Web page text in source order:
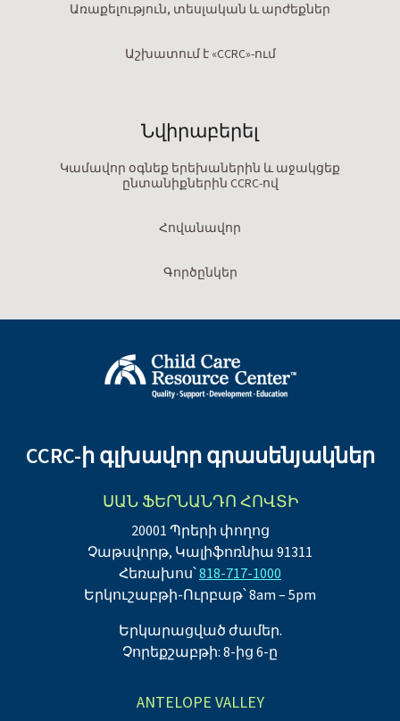
Առաքելություն, տեսլական և արժեքներ
Աշխատում է «CCRC»-ում
Նվիրաբերել
Կամավոր օգնեք երեխաներին և աջակցեք
ընտանիքներին CCRC-ով
Հովանավոր
Գործընկեր
CCRC-ի գլխավոր գրասենյակներ
ՍԱՆ ՖԵՐՆԱՆԴՈ ՀՈՎՏԻ
20001 Պրերի փողոց
Չաթսվորթ, Կալիֆոռնիա 91311
Հեռախոս՝818-717-1000
Երկուշաբթի-Ուրբաթ՝ 8am – 5pm
Երկարացված ժամեր.
Չորեքշաբթի: 8-ից 6-ը
ANTELOPE VALLEY